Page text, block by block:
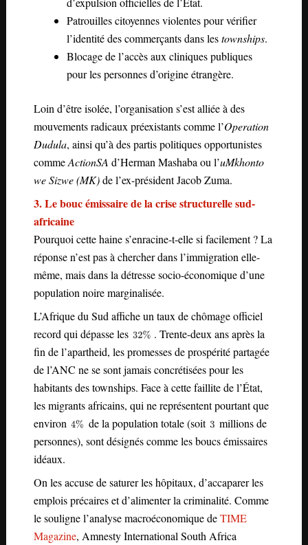
Patrouilles citoyennes violentes pour vérifier
l’identité des commerçants dans lestownships.
Blocage de l’accès aux cliniques publiques
pour les personnes d’origine étrangère.
Loin d’être isolée, l’organisation s’est alliée à des
mouvements radicaux préexistants comme l’Operation
Dudula, ainsi qu’à des partis politiques opportunistes
commeActionSA d’Herman Mashaba ou l’uMkhonto
we Sizwe (MK)de l’ex-président Jacob Zuma.
3. Le bouc émissaire de la crise structurelle sud-
africaine
Pourquoi cette haine s’enracine-t-elle si facilement ? La
réponse n’est pas à chercher dans l’immigration elle-
même, mais dans la détresse socio-économique d’une
population noire marginalisée.
L’Afrique du Sud affiche un taux de chômage officiel
record qui dépasse les
. Trente-deux ans après la
fin de l’apartheid, les promesses de prospérité partagée
de l’ANC ne se sont jamais concrétisées pour les
habitants des townships. Face à cette faillite de l’État,
les migrants africains, qui ne représentent pourtant que
environ
de la population totale (soit
millions de
personnes), sont désignés comme les boucs émissaires
idéaux.
On les accuse de saturer les hôpitaux, d’accaparer les
emplois précaires et d’alimenter la criminalité. Comme
le souligne l’analyse macroéconomique deTIME
Magazine, Amnesty International South Africa